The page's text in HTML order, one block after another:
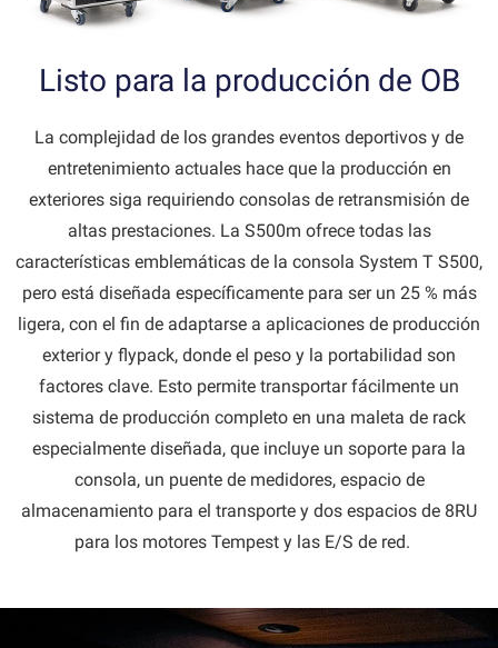
Listo para la producción de OB
La complejidad de los grandes eventos deportivos y de
entretenimiento actuales hace que la producción en
exteriores siga requiriendo consolas de retransmisión de
altas prestaciones. La S500m ofrece todas las
características emblemáticas de la consola System T S500,
pero está diseñada específicamente para ser un 25 % más
ligera, con el fin de adaptarse a aplicaciones de producción
exterior y flypack, donde el peso y la portabilidad son
factores clave. Esto permite transportar fácilmente un
sistema de producción completo en una maleta de rack
especialmente diseñada, que incluye un soporte para la
consola, un puente de medidores, espacio de
almacenamiento para el transporte y dos espacios de 8RU
para los motores Tempest y las E/S de red.